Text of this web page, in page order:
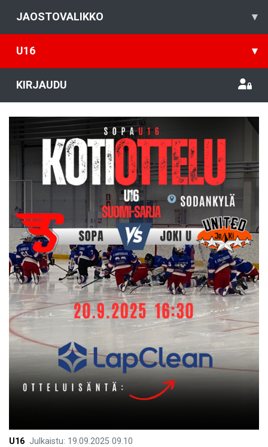
JAOSTOVALIKKO ▾
U16 ▾
KIRJAUDU
U16 Julkaistu: 19.09.2025 09.10